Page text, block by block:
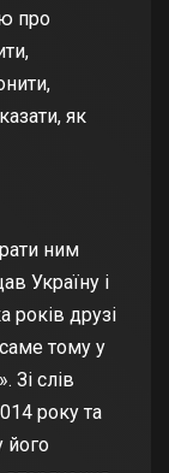
про
як
ним
Україну і
років друзі
тому у
Зі слів
року та
його